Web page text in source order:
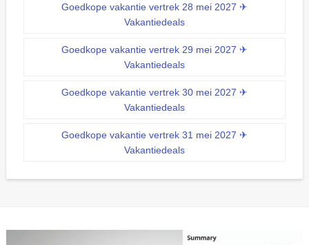
Goedkope vakantie vertrek 28 mei 2027 ✈
Vakantiedeals
Goedkope vakantie vertrek 29 mei 2027 ✈
Vakantiedeals
Goedkope vakantie vertrek 30 mei 2027 ✈
Vakantiedeals
Goedkope vakantie vertrek 31 mei 2027 ✈
Vakantiedeals